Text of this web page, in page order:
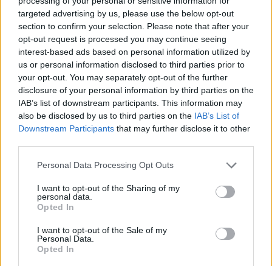
targeted advertising by us, please use the below opt-out
section to confirm your selection. Please note that after your
opt-out request is processed you may continue seeing
interest-based ads based on personal information utilized by
us or personal information disclosed to third parties prior to
your opt-out. You may separately opt-out of the further
disclosure of your personal information by third parties on the
IAB’s list of downstream participants. This information may
also be disclosed by us to third parties on the IAB’s List of
Downstream Participants that may further disclose it to other
Personal Data Processing Opt Outs
I want to opt-out of the Sharing of my
personal data.
Opted In
I want to opt-out of the Sale of my
Personal Data.
Opted In
TAGS στάση εργασίας
healthstories